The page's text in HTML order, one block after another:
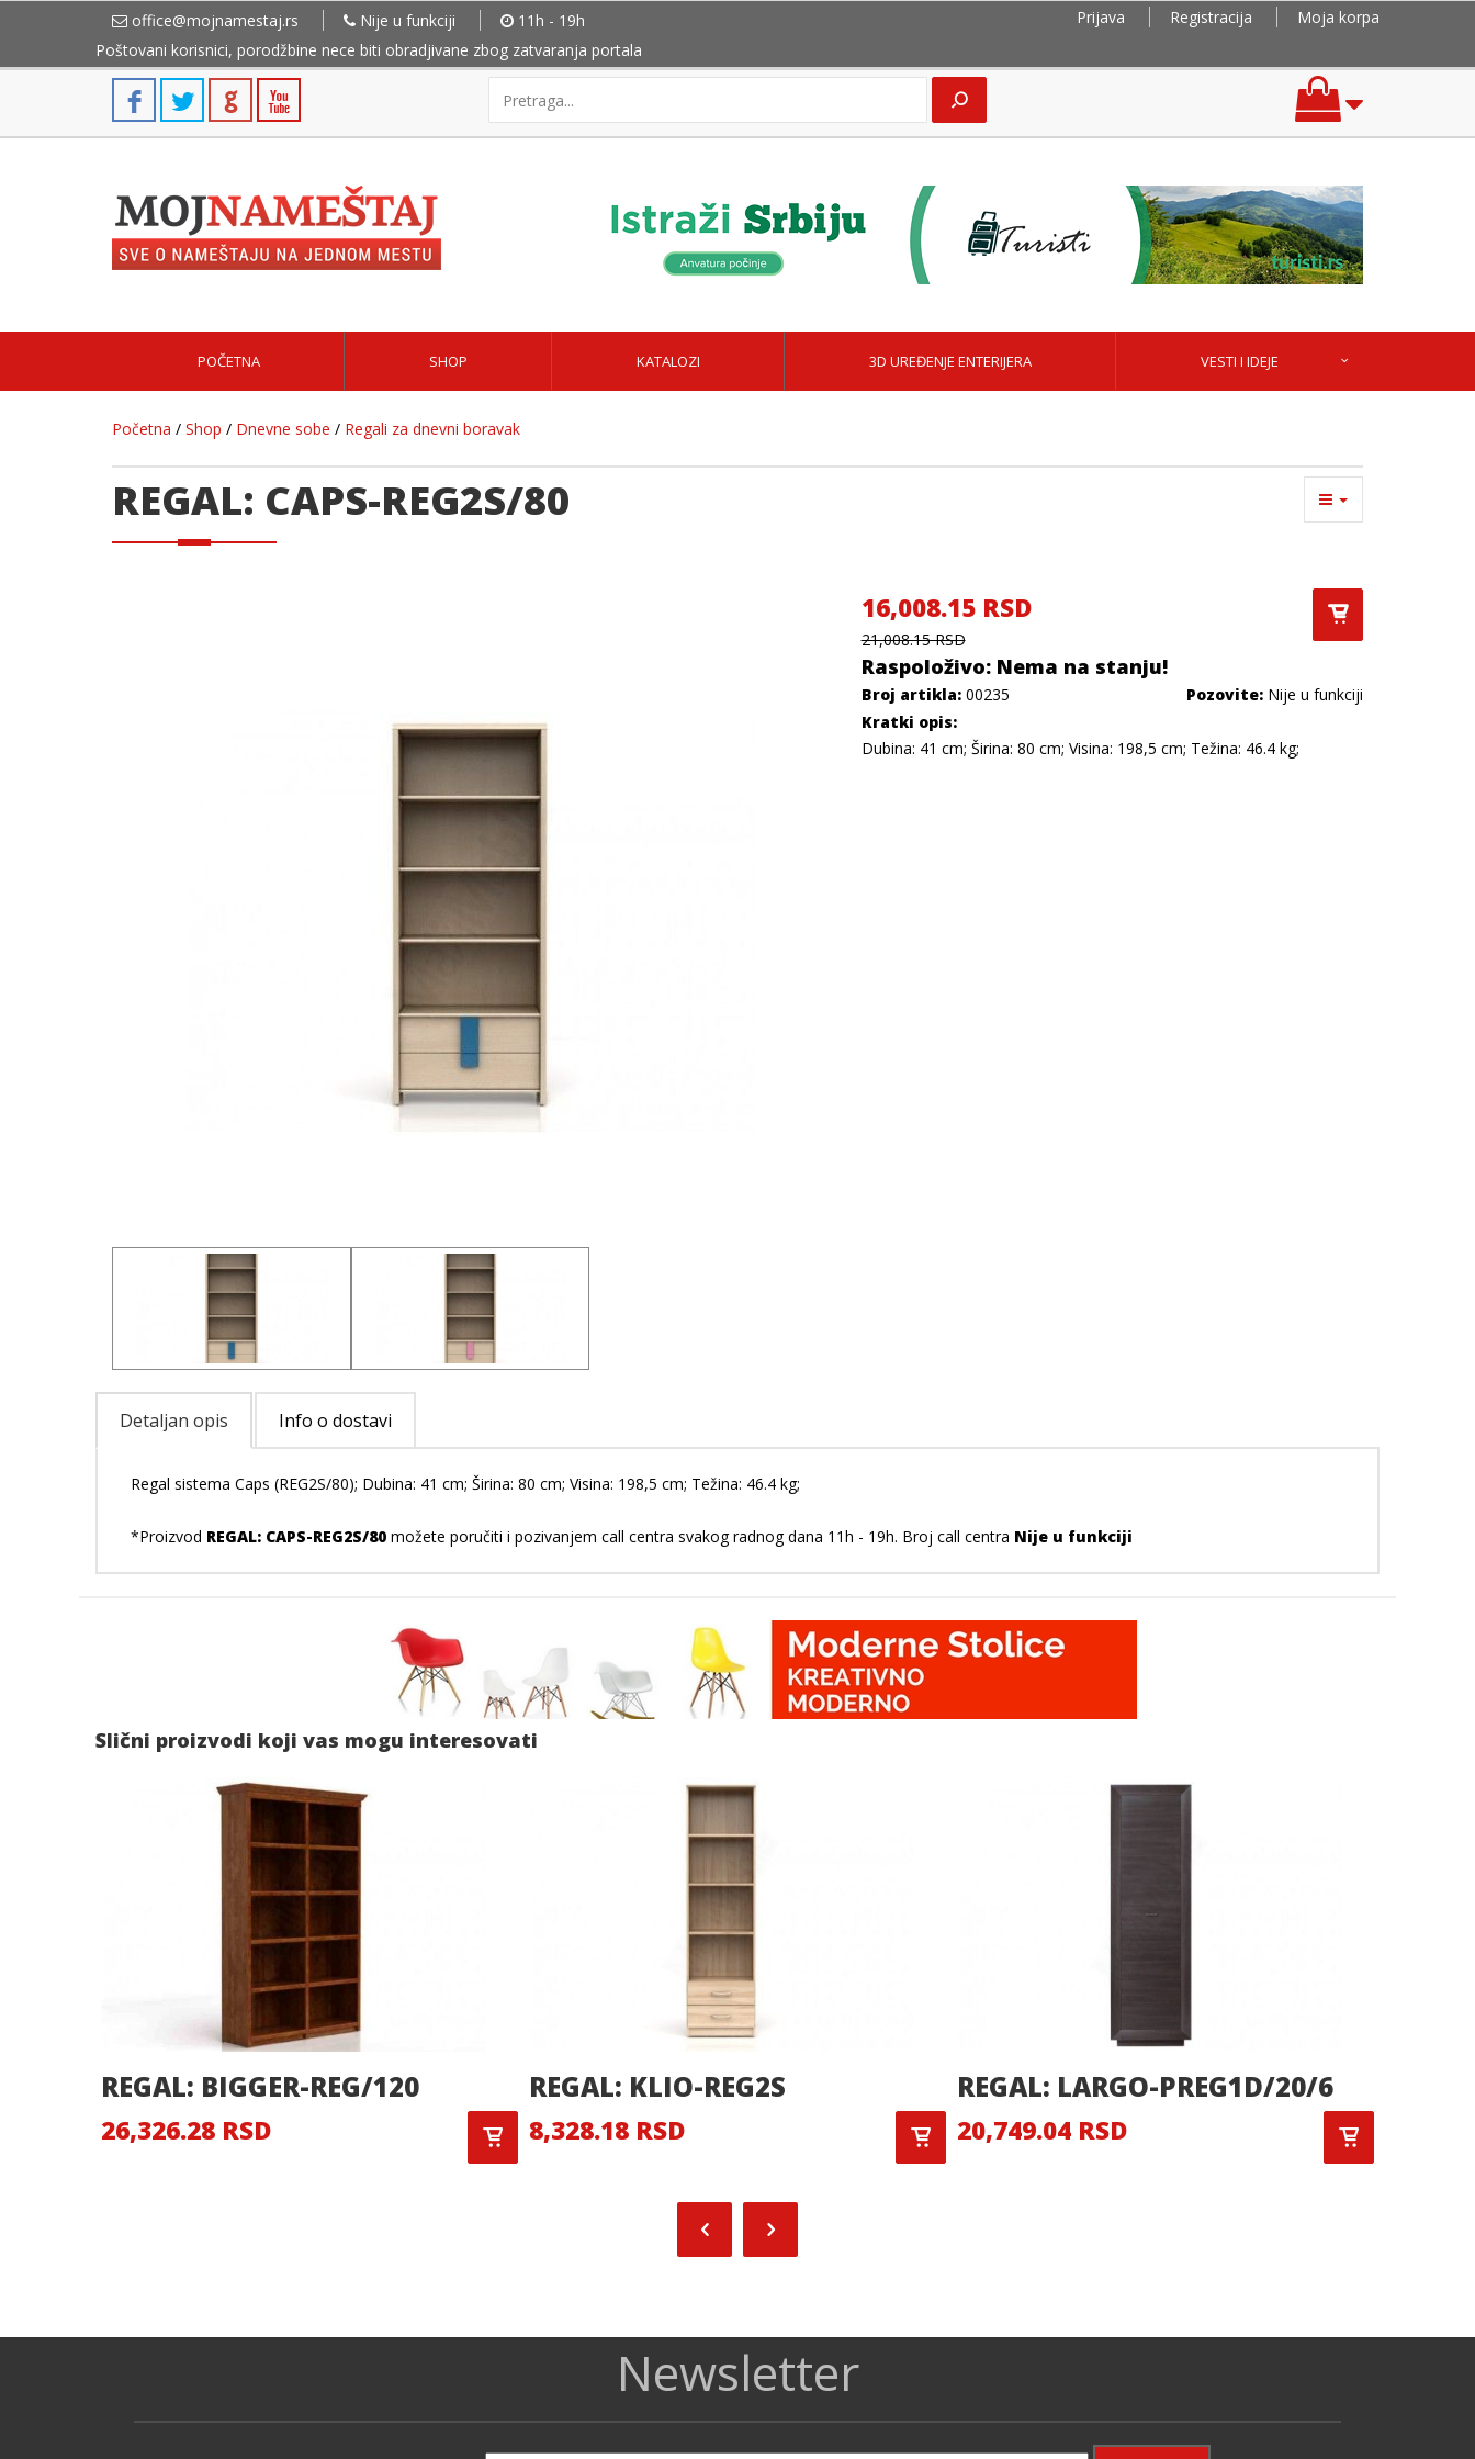
office@mojnamestaj.rs Nije u funkciji 11h - 19h Prijava Registracija
Moja korpa
Poštovani korisnici, porodžbine nece biti obradjivane zbog zatvaranja portala
POČETNA SHOP KATALOZI 3D UREĐENJE ENTERIJERA VESTI I IDEJE
Početna / Shop / Dnevne sobe / Regali za dnevni boravak
REGAL: CAPS-REG2S/80
16,008.15 RSD
21,008.15 RSD
Raspoloživo: Nema na stanju!
Broj artikla:00235 Pozovite: Nije u funkciji
Kratki opis:
Dubina: 41 cm; Širina: 80 cm; Visina: 198,5 cm; Težina: 46.4 kg;
Detaljan opis Info o dostavi
Regal sistema Caps (REG2S/80); Dubina: 41 cm; Širina: 80 cm; Visina: 198,5 cm; Težina: 46.4 kg;
*Proizvod REGAL: CAPS-REG2S/80 možete poručiti i pozivanjem call centra svakog radnog dana 11h - 19h. Broj call centra Nije u funkciji
Slični proizvodi koji vas mogu interesovati
REGAL: BIGGER-REG/120
26,326.28 RSD
REGAL: KLIO-REG2S
8,328.18 RSD
REGAL: LARGO-PREG1D/20/6
20,749.04 RSD
Newsletter